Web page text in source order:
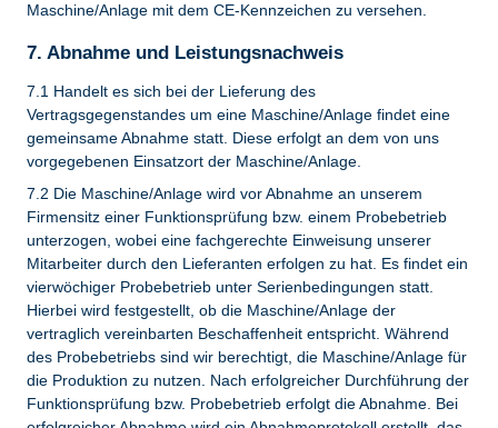
Maschine/Anlage mit dem CE-Kennzeichen zu versehen.
7. Abnahme und Leistungsnachweis
7.1 Handelt es sich bei der Lieferung des
Vertragsgegenstandes um eine Maschine/Anlage findet eine
gemeinsame Abnahme statt. Diese erfolgt an dem von uns
vorgegebenen Einsatzort der Maschine/Anlage.
7.2 Die Maschine/Anlage wird vor Abnahme an unserem
Firmensitz einer Funktionsprüfung bzw. einem Probebetrieb
unterzogen, wobei eine fachgerechte Einweisung unserer
Mitarbeiter durch den Lieferanten erfolgen zu hat. Es findet ein
vierwöchiger Probebetrieb unter Serienbedingungen statt.
Hierbei wird festgestellt, ob die Maschine/Anlage der
vertraglich vereinbarten Beschaffenheit entspricht. Während
des Probebetriebs sind wir berechtigt, die Maschine/Anlage für
die Produktion zu nutzen. Nach erfolgreicher Durchführung der
Funktionsprüfung bzw. Probebetrieb erfolgt die Abnahme. Bei